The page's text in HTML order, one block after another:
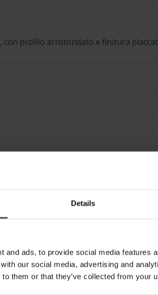
Details
and ads, to provide social media features
our social media, advertising and
them or that they’ve collected from your
profilo arrotondato e finitura